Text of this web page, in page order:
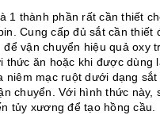
1 thành phần rất cần thiết
Cung cấp đủ sắt cần thiết
để vận chuyển hiệu quả oxy
thức ăn hoặc khi được dùng
niêm mạc ruột dưới dạng
chuyển. Với hình thức này,
tủy xương để tạo hồng cầu.